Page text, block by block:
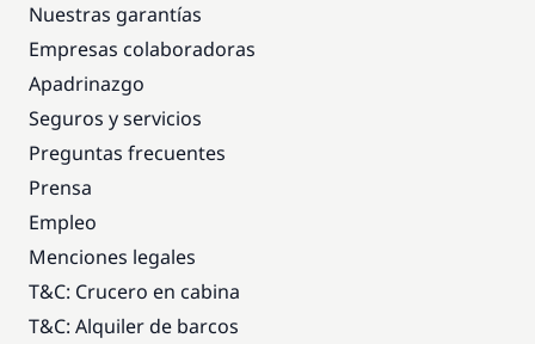
Nuestras garantías
Empresas colaboradoras
Apadrinazgo
Seguros y servicios
Preguntas frecuentes
Prensa
Empleo
Menciones legales
T&C: Crucero en cabina
T&C: Alquiler de barcos